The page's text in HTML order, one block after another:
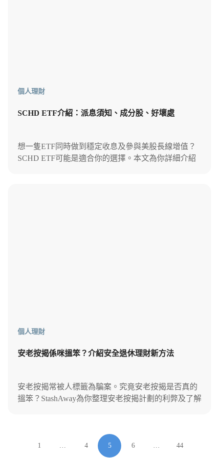
個人理財
SCHD ETF介紹：派息須知、成分股、好壞處
想一隻ETF同時做到穩定收息及參與美股長線增值？
SCHD ETF可能是適合你的選擇。本文為你詳細介紹
個人理財
安老按揭係咪搵笨？介紹安全退休理財新方法
安老按揭常被人標籤為騙案。究竟安老按揭是否真的
搵笨？StashAway為你整理安老按揭計劃的利弊及了解
1 … 4 5 6 … 44